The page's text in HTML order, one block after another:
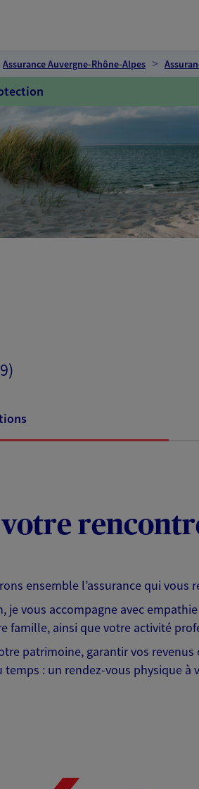
Assurance Auvergne-Rhône-Alpes
votre
ensemble l’assurance qui vous
je vous accompagne avec
famille, ainsi que votre activité
patrimoine, garantir vos
temps : un rendez-vous physique